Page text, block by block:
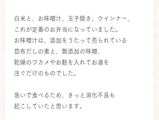
白米と、お味噌汁、玉子焼き、ウインナー、
これが定番のお弁当になっていました。
お味噌汁は、添加をうたって売られている
昆布だしの素と、無添加の味噌、
乾燥のワカメやお麩を入れてお湯を
注ぐだけのものでした。
急いで食べるため、きっと消化不良も
起こしていたと思います。